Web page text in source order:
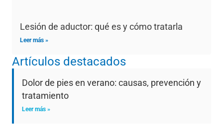
Lesión de aductor: qué es y cómo tratarla
Leer más »
Artículos destacados
Dolor de pies en verano: causas, prevención y
tratamiento
Leer más »